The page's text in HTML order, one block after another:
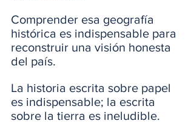
Comprender esa geografía
histórica es indispensable para
reconstruir una visión honesta
del país.
La historia escrita sobre papel
es indispensable; la escrita
sobre la tierra es ineludible.